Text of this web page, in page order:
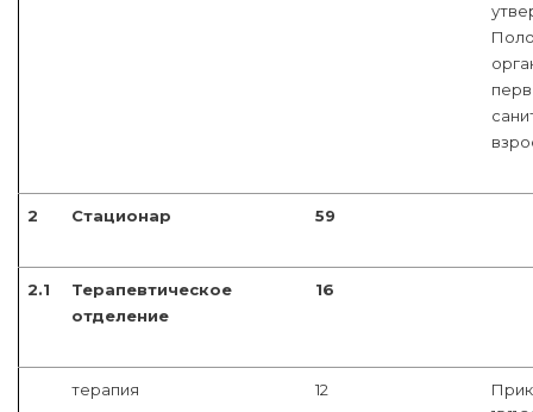
2 Стационар 59
2.1
Терапевтическое
отделение
16
терапия 12